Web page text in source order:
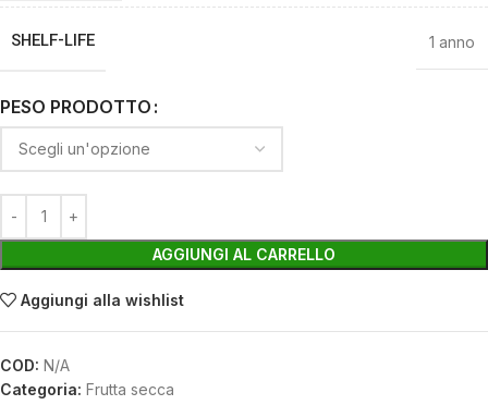
SHELF-LIFE 1 anno
PESO PRODOTTO
AGGIUNGI AL CARRELLO
Aggiungi alla wishlist
COD: N/A
Categoria: Frutta secca